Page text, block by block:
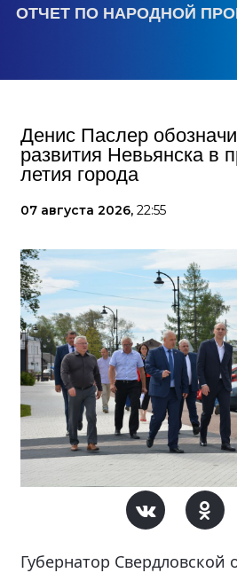
ОТЧЕТ ПО НАРОДНОЙ
Денис Паслер
развития Невьянска в
летия города
07 августа 2026, 22:55
Губернатор Свердловской